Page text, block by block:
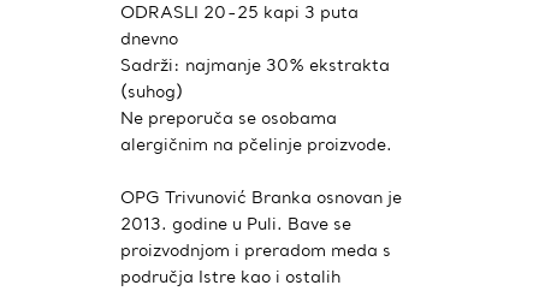
ODRASLI 20-25 kapi 3 puta
dnevno
Sadrži: najmanje 30% ekstrakta
(suhog)
Ne preporuča se osobama
alergičnim na pčelinje proizvode.
OPG Trivunović Branka osnovan je
2013. godine u Puli. Bave se
proizvodnjom i preradom meda s
područja Istre kao i ostalih